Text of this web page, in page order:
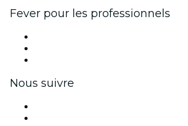
Fever pour les professionnels
Nous suivre